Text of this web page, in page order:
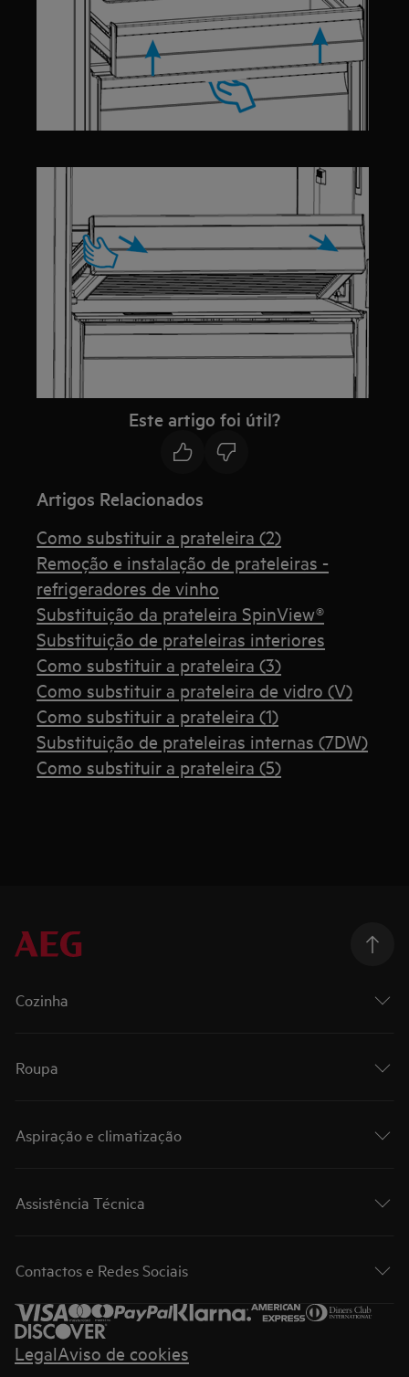
Este artigo foi útil?
Artigos Relacionados
Como substituir a prateleira (2)
Remoção e instalação de prateleiras -
refrigeradores de vinho
Substituição da prateleira SpinView®
Substituição de prateleiras interiores
Como substituir a prateleira (3)
Como substituir a prateleira de vidro (V)
Como substituir a prateleira (1)
Substituição de prateleiras internas (7DW)
Como substituir a prateleira (5)
Cozinha
Roupa
Aspiração e climatização
Assistência Técnica
Contactos e Redes Sociais
LegalAviso de cookies